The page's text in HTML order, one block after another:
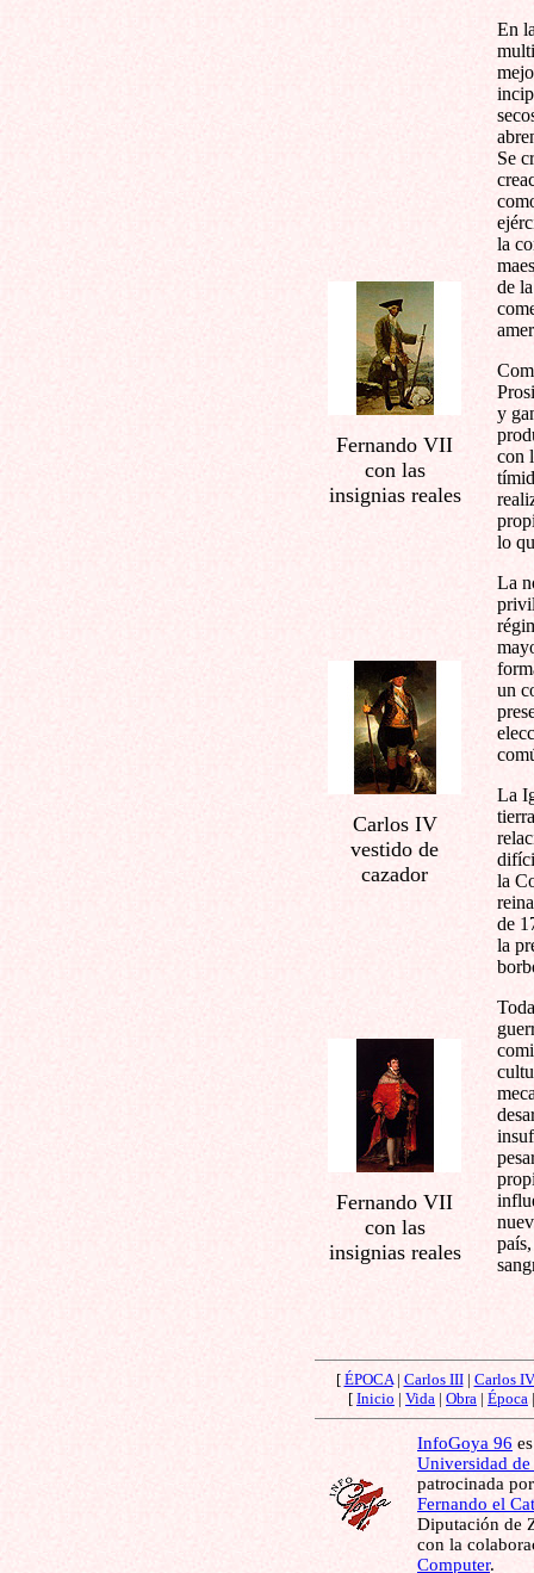
En
Se
la
de
y
con
lo
La
un
La
la
de
la
Fernando VII
con las
insignias reales
Carlos IV
vestido de
cazador
Fernando VII
con las
insignias reales
[ ÉPOCA| Carlos III| Carlos IV
[ Inicio | Vida | Obra | Época
InfoGoya 96
Universidad de
patrocinada
Fernando el
Diputación de
con la
Computer.